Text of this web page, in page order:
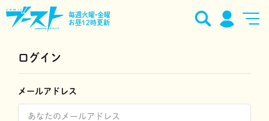
毎週火曜•金曜
お昼12時更新
ログイン
メールアドレス